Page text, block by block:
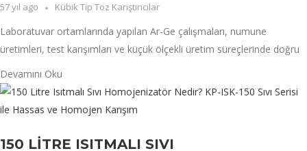
57 yıl ago Kübik Tip Toz Karıştırıcılar
Laboratuvar ortamlarında yapılan Ar-Ge çalışmaları, numune
üretimleri, test karışımları ve küçük ölçekli üretim süreçlerinde doğru
Devamını Oku
150 LITRE ISITMALI SIVI